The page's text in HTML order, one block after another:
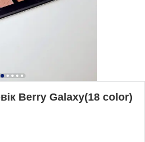
Berry Galaxy(18 color)